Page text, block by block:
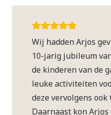
Wij hadden Arjos
10-jarig jubileum
de kinderen van de
leuke activiteiten
deze vervolgens ook
Daarnaast kon